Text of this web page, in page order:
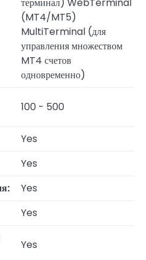
терминал) WebTerminal
(MT4/MT5)
MultiTerminal (для
управления множеством
MT4 счетов
одновременно)
100 - 500
Yes
Yes
Yes
Yes
Yes